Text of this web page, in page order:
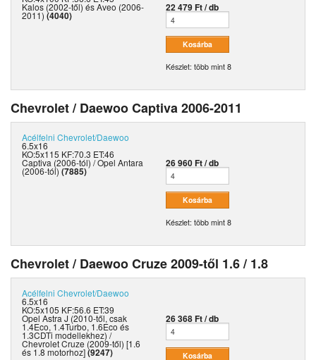
Kalos (2002-től) és Aveo (2006-
2011) (4040)
22 479 Ft / db
Készlet: több mint 8
Chevrolet / Daewoo Captiva 2006-2011
Acélfelni Chevrolet/Daewoo
6.5x16
KO:5x115 KF:70.3 ET:46
Captiva (2006-tól) / Opel Antara
(2006-tól) (7885)
26 960 Ft / db
Készlet: több mint 8
Chevrolet / Daewoo Cruze 2009-től 1.6 / 1.8
Acélfelni Chevrolet/Daewoo
6.5x16
KO:5x105 KF:56.6 ET:39
Opel Astra J (2010-től, csak
1.4Eco, 1.4Turbo, 1.6Eco és
1.3CDTi modellekhez) /
Chevrolet Cruze (2009-től) [1.6
és 1.8 motorhoz](9247)
26 368 Ft / db